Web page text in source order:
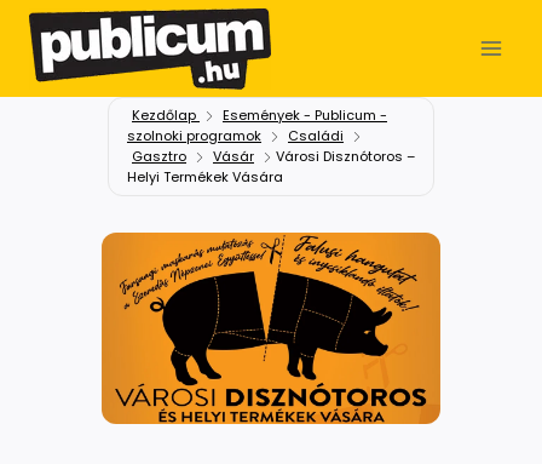
Kezdőlap
Események - Publicum -
szolnoki programok
Családi
Gasztro
Vásár
Városi Disznótoros –
Helyi Termékek Vására